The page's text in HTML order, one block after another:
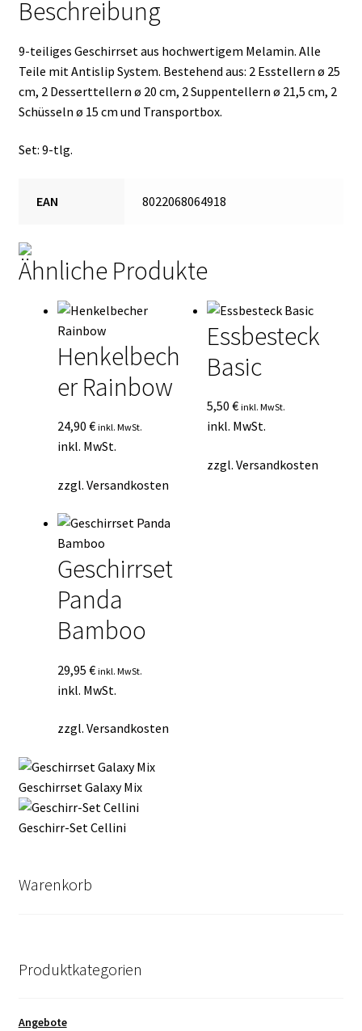
Beschreibung
9-teiliges Geschirrset aus hochwertigem Melamin. Alle
Teile mit Antislip System. Bestehend aus: 2 Esstellern ø 25
cm, 2 Desserttellern ø 20 cm, 2 Suppentellern ø 21,5 cm, 2
Schüsseln ø 15 cm und Transportbox.
Set: 9-tlg.
EAN 8022068064918
Ähnliche Produkte
Henkelbech
er Rainbow
24,90 € inkl. MwSt.
inkl. MwSt.
zzgl. Versandkosten
Essbesteck
Basic
5,50€ inkl. MwSt.
inkl. MwSt.
zzgl.Versandkosten
Geschirrset
Panda
Bamboo
29,95 € inkl. MwSt.
inkl. MwSt.
zzgl. Versandkosten
Geschirrset Galaxy Mix
Geschirr-Set Cellini
Warenkorb
Produktkategorien
Angebote